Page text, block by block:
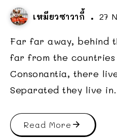
เหมียวซาวากี้ 27
Far far away, behind
far from the countries
Consonantia, there
Separated they live
Read More